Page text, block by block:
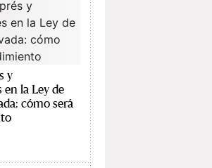
y
la Ley de
cómo será